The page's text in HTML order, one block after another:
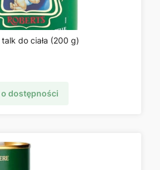
do ciała (200 g)
dostępności